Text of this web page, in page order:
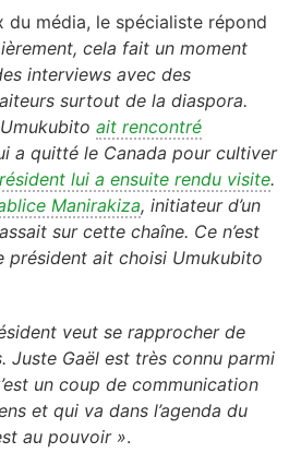
du média, le spécialiste répond
cela fait un moment
interviews avec des
surtout de la diaspora.
ait rencontré
a quitté le Canada pour cultiver
lui a ensuite rendu visite.
Manirakiza, initiateur d’un
sur cette chaîne. Ce n’est
président ait choisi Umukubito
veut se rapprocher de
Juste Gaël est très connu parmi
un coup de communication
et qui va dans l’agenda du
au pouvoir ».